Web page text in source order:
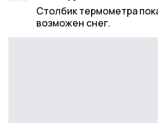
Столбик термометра
возможен снег.